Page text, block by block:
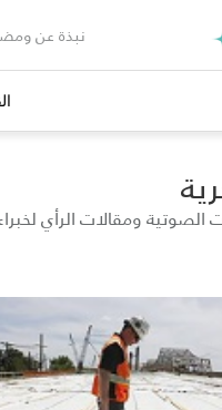
نبذة عن
الصوتية ومقالات الرأي